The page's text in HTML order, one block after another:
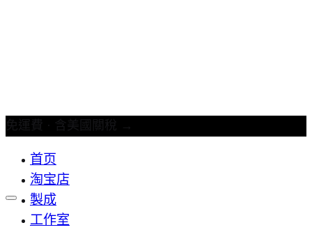
免運費 · 含美國關稅 →
首页
淘宝店
製成
工作室